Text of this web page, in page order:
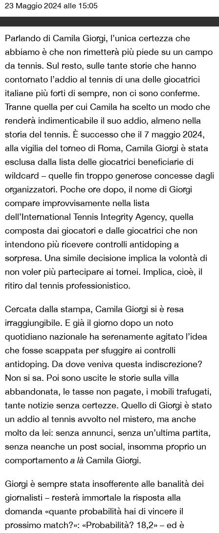
23 Maggio 2024 alle 15:05
Parlando di Camila Giorgi, l’unica certezza che
abbiamo è che non rimetterà più piede su un campo
da tennis. Sul resto, sulle tante storie che hanno
contornato l’addio al tennis di una delle giocatrici
italiane più forti di sempre, non ci sono conferme.
Tranne quella per cui Camila ha scelto un modo che
renderà indimenticabile il suo addio, almeno nella
storia del tennis. È successo che il 7 maggio 2024,
alla vigilia del torneo di Roma, Camila Giorgi è stata
esclusa dalla lista delle giocatrici beneficiarie di
wildcard – quelle fin troppo generose concesse dagli
organizzatori. Poche ore dopo, il nome di Giorgi
compare improvvisamente nella lista
dell’International Tennis Integrity Agency, quella
composta dai giocatori e dalle giocatrici che non
intendono più ricevere controlli antidoping a
sorpresa. Una simile decisione implica la volontà di
non voler più partecipare ai tornei. Implica, cioè, il
ritiro dal tennis professionistico.
Cercata dalla stampa, Camila Giorgi si è resa
irraggiungibile. E già il giorno dopo un noto
quotidiano nazionale ha serenamente agitato l’idea
che fosse scappata per sfuggire ai controlli
antidoping. Da dove veniva questa indiscrezione?
Non si sa. Poi sono uscite le storie sulla villa
abbandonata, le tasse non pagate, i mobili trafugati,
tante notizie senza certezze. Quello di Giorgi è stato
un addio al tennis avvolto nel mistero, ma anche
molto da lei: senza annunci, senza un’ultima partita,
senza neanche un post social, insomma proprio un
comportamentoa là Camila Giorgi.
Giorgi è sempre stata insofferente alle banalità dei
giornalisti – resterà immortale la risposta alla
domanda «quante probabilità hai di vincere il
prossimo match?»: «Probabilità? 18,2» – ed è